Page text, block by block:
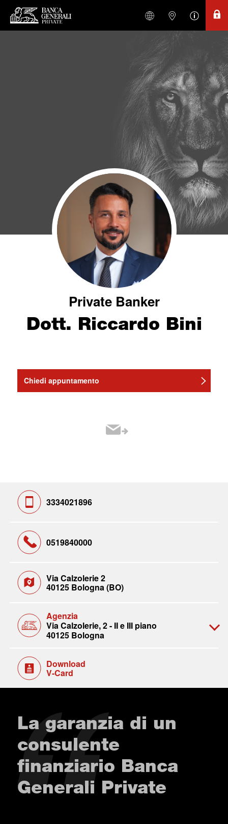
Private Banker
Dott. Riccardo Bini
Chiedi appuntamento
3334021896
0519840000
Via Calzolerie 2
40125 Bologna (BO)
Agenzia
Via Calzolerie, 2 - II e III piano
40125 Bologna
Download
V-Card
La garanzia di un
consulente
finanziario Banca
Generali Private